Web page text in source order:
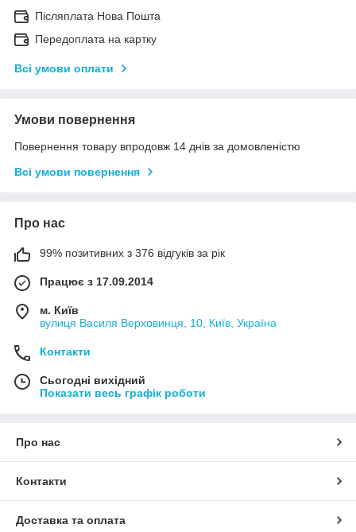
Післяплата Нова Пошта
Передоплата на картку
Всі умови оплати
Умови повернення
Повернення товару впродовж 14 днів за домовленістю
Всі умови повернення
Про нас
99% позитивних з 376 відгуків за рік
Працює з 17.09.2014
м. Київ
вулиця Василя Верховинця, 10, Київ, Україна
Контакти
Сьогодні вихідний
Показати весь графік роботи
Про нас
Контакти
Доставка та оплата